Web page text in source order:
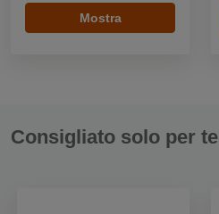
Mostra
Consigliato solo per te